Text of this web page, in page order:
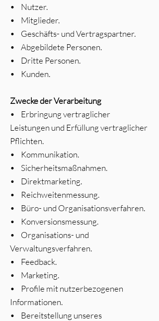
• Nutzer.
• Mitglieder.
• Geschäfts- und Vertragspartner.
• Abgebildete Personen.
• Dritte Personen.
• Kunden.
Zwecke der Verarbeitung
• Erbringung vertraglicher
Leistungen und Erfüllung vertraglicher
Pflichten.
• Kommunikation.
• Sicherheitsmaßnahmen.
• Direktmarketing.
• Reichweitenmessung.
• Büro- und Organisationsverfahren.
• Konversionsmessung.
• Organisations- und
Verwaltungsverfahren.
• Feedback.
• Marketing.
• Profile mit nutzerbezogenen
Informationen.
• Bereitstellung unseres